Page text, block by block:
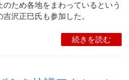
ため各地をまわっているという
沢正巳氏も参加した。
続きを読む